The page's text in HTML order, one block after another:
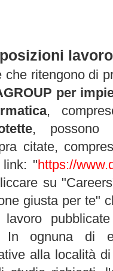
lavoro
che ritengono di
per
,
, possono
citate,
link: "https://
su
giusta per te"
In ognuna di
alla località